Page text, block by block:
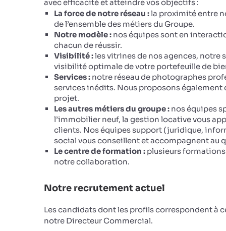
avec efficacité et atteindre vos objectifs :
La force de notre réseau :la proximité entre
de l’ensemble des métiers du Groupe.
Notre modèle : nos équipes sont en
chacun de réussir.
Visibilité :les vitrines de nos agences,
visibilité optimale de votre portefeuille de
Services : notre réseau de photographes
services inédits. Nous proposons également
projet.
Les autres métiers du groupe : nos équipes
l’immobilier neuf, la gestion locative vous
clients. Nos équipes support (juridique,
social vous conseillent et accompagnent au
Le centre de formation : plusieurs
notre collaboration.
Notre recrutement actuel
Les candidats dont les profils correspondent à
notre Directeur Commercial.